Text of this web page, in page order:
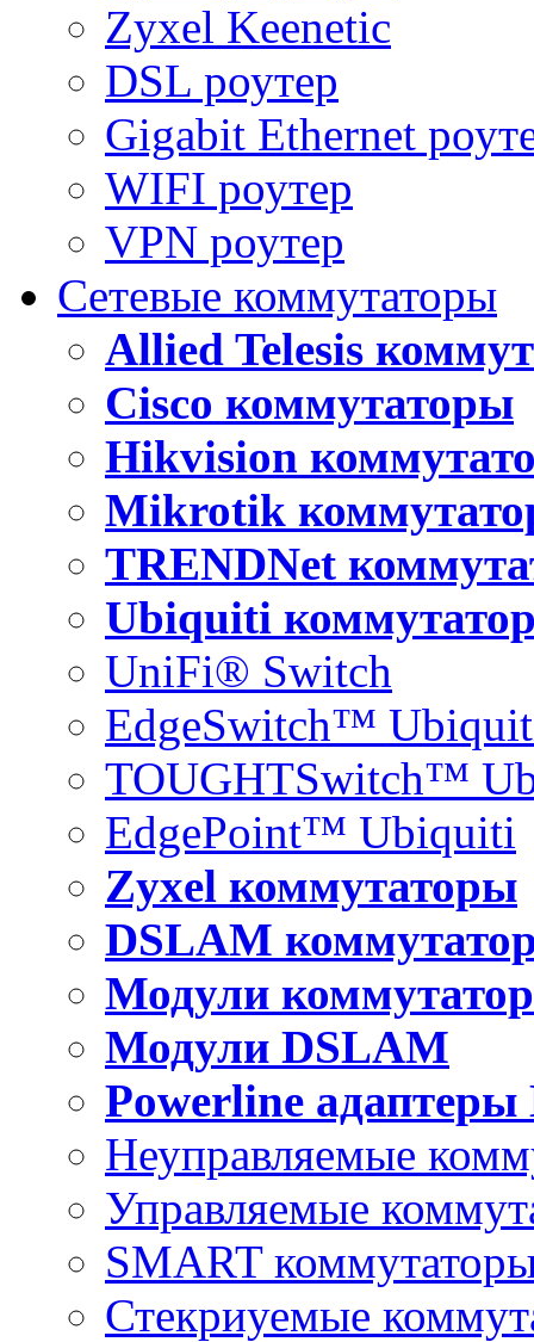
Zyxel Keenetic
DSL роутер
Gigabit Ethernet
WIFI роутер
VPN роутер
Сетевые коммутаторы
Allied Telesis
Cisco коммутаторы
Hikvision
Mikrotik
TRENDNet
Ubiquiti
UniFi® Switch
EdgeSwitch™
TOUGHTSwitch™
EdgePoint™ Ubiquiti
Zyxel коммутаторы
DSLAM
Модули
Модули DSLAM
Powerline адаптеры
Неуправляемые
Управляемые
SMART
Стекриуемые